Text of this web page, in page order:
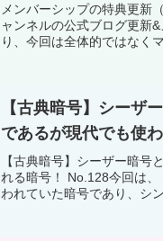
メンバーシップの特典更新
ャンネルの公式ブログ更新
り、今回は全体的ではなく
【古典暗号】シーザ
であるが現代でも使
【古典暗号】シーザー暗
れる暗号！ No.128今回は
われていた暗号であり、シ